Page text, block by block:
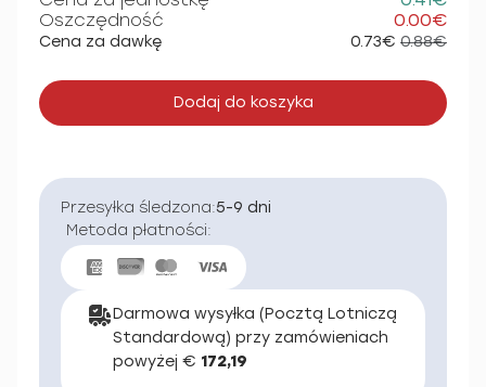
Oszczędność
0.00€
Cena za dawkę 0.73€ 0.88€
Dodaj do koszyka
Przesyłka śledzona:5-9 dni
Metoda płatności:
Darmowa wysyłka (Pocztą Lotniczą
Standardową) przy zamówieniach
powyżej € 172,19